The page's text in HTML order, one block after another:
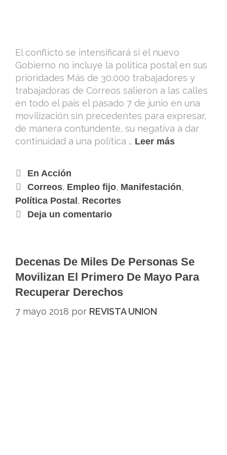
El conflicto se intensificará si el nuevo
Gobierno no incluye la política postal en sus
prioridades Más de 30.000 trabajadores y
trabajadoras de Correos salieron a las calles
en todo el país el pasado 7 de junio en una
movilización sin precedentes para expresar,
de manera contundente, su negativa a dar
continuidad a una política … Leer más
En Acción
Correos, Empleo fijo, Manifestación,
Política Postal , Recortes
Deja un comentario
Decenas De Miles De Personas Se
Movilizan El Primero De Mayo Para
Recuperar Derechos
7 mayo 2018 por REVISTA UNION